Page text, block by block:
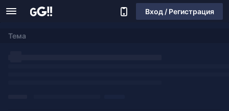
Вход / Регистрация
Тема